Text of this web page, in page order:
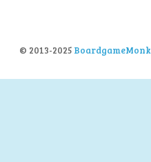
© 2013-2025